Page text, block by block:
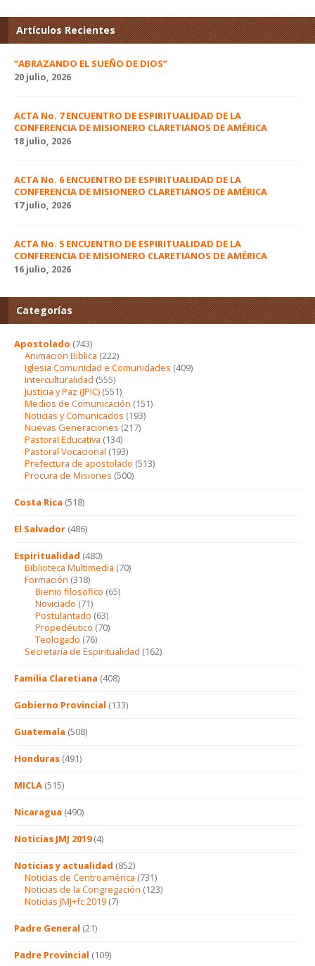
Artículos Recientes
“ABRAZANDO EL SUEÑO DE DIOS”
20 julio, 2026
ACTA No. 7 ENCUENTRO DE ESPIRITUALIDAD DE LA
CONFERENCIA DE MISIONERO CLARETIANOS DE AMÉRICA
18 julio, 2026
ACTA No. 6 ENCUENTRO DE ESPIRITUALIDAD DE LA
CONFERENCIA DE MISIONERO CLARETIANOS DE AMÉRICA
17 julio, 2026
ACTA No. 5 ENCUENTRO DE ESPIRITUALIDAD DE LA
CONFERENCIA DE MISIONERO CLARETIANOS DE AMÉRICA
16 julio, 2026
Categorías
Apostolado (743)
Animacion Biblica (222)
Iglesia Comunidad e Comunidades (409)
Interculturalidad (555)
Justicia y Paz (JPIC) (551)
Medios de Comunicación (151)
Noticias y Comunicados (193)
Nuevas Generaciones (217)
Pastoral Educativa (134)
Pastoral Vocacional (193)
Prefectura de apostolado (513)
Procura de Misiones (500)
Costa Rica (518)
El Salvador (486)
Espiritualidad (480)
Biblioteca Multimedia (70)
Formación (318)
Bienio filosofico (65)
Noviciado (71)
Postulantado (63)
Propedéutico (70)
Teologado (76)
Secretaría de Espiritualidad (162)
Familia Claretiana (408)
Gobierno Provincial (133)
Guatemala (508)
Honduras (491)
MICLA (515)
Nicaragua (490)
Noticias JMJ 2019(4)
Noticias y actualidad (852)
Noticias de Centroamérica (731)
Noticias de la Congregación (123)
Noticias JMJ+fc 2019 (7)
Padre General (21)
Padre Provincial (109)